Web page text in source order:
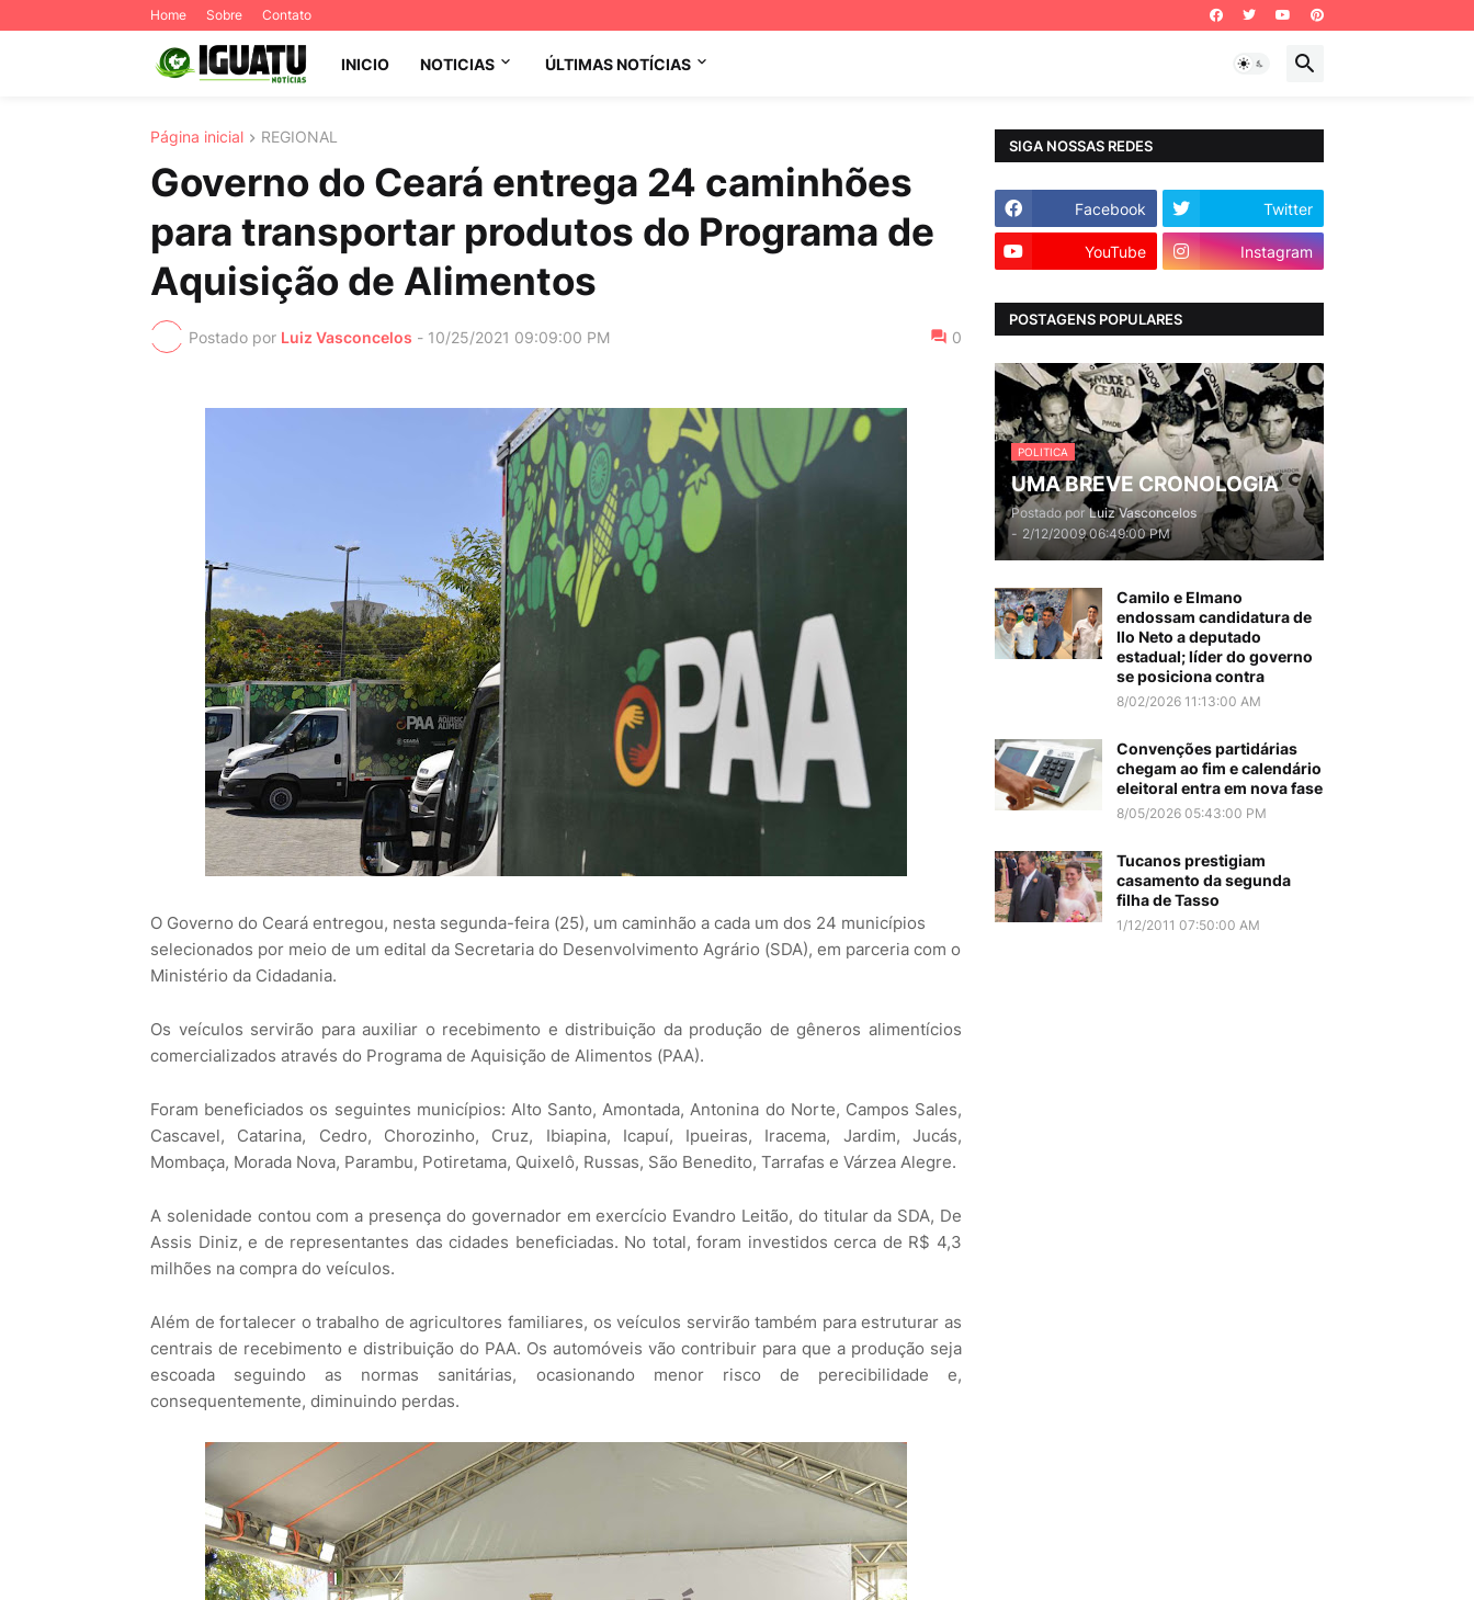
Home Sobre Contato
INICIO NOTICIAS ÚLTIMAS NOTÍCIAS
Página inicial REGIONAL
Governo do Ceará entrega 24 caminhões
para transportar produtos do Programa de
Aquisição de Alimentos
Postado por Luiz Vasconcelos - 10/25/2021 09:09:00 PM 0
O Governo do Ceará entregou, nesta segunda-feira (25), um caminhão a cada um dos 24 municípios
selecionados por meio de um edital da Secretaria do Desenvolvimento Agrário (SDA), em parceria com o
Ministério da Cidadania.
Os veículos servirão para auxiliar o recebimento e distribuição da produção de gêneros alimentícios
comercializados através do Programa de Aquisição de Alimentos (PAA).
Foram beneficiados os seguintes municípios: Alto Santo, Amontada, Antonina do Norte, Campos Sales,
Cascavel, Catarina, Cedro, Chorozinho, Cruz, Ibiapina, Icapuí, Ipueiras, Iracema, Jardim, Jucás,
Mombaça, Morada Nova, Parambu, Potiretama, Quixelô, Russas, São Benedito, Tarrafas e Várzea Alegre.
A solenidade contou com a presença do governador em exercício Evandro Leitão, do titular da SDA, De
Assis Diniz, e de representantes das cidades beneficiadas. No total, foram investidos cerca de R$ 4,3
milhões na compra do veículos.
Além de fortalecer o trabalho de agricultores familiares, os veículos servirão também para estruturar as
centrais de recebimento e distribuição do PAA. Os automóveis vão contribuir para que a produção seja
escoada seguindo as normas sanitárias, ocasionando menor risco de perecibilidade e,
consequentemente, diminuindo perdas.
SIGA NOSSAS REDES
Facebook Twitter
YouTube Instagram
POSTAGENS POPULARES
POLITICA
UMA BREVE CRONOLOGIA
Postado por Luiz Vasconcelos
- 2/12/2009 06:49:00 PM
Camilo e Elmano
endossam candidatura de
Ilo Neto a deputado
estadual; líder do governo
se posiciona contra
8/02/2026 11:13:00 AM
Convenções partidárias
chegam ao fim e calendário
eleitoral entra em nova fase
8/05/2026 05:43:00 PM
Tucanos prestigiam
casamento da segunda
filha de Tasso
1/12/2011 07:50:00 AM